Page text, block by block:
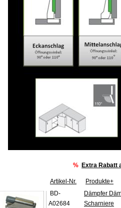
% Extra Rabatt
Artikel-Nr.
Produkte+
BD-
A02684
Dämpfer
Scharniere